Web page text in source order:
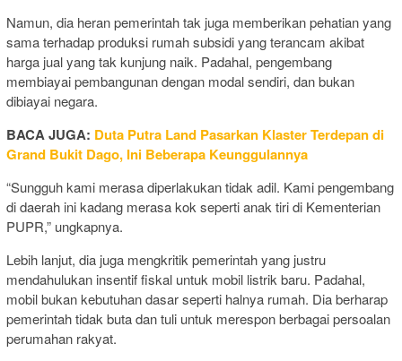
Namun, dia heran pemerintah tak juga memberikan pehatian yang
sama terhadap produksi rumah subsidi yang terancam akibat
harga jual yang tak kunjung naik. Padahal, pengembang
membiayai pembangunan dengan modal sendiri, dan bukan
dibiayai negara.
BACA JUGA: Duta Putra Land Pasarkan Klaster Terdepan di
Grand Bukit Dago, Ini Beberapa Keunggulannya
“Sungguh kami merasa diperlakukan tidak adil. Kami pengembang
di daerah ini kadang merasa kok seperti anak tiri di Kementerian
PUPR,” ungkapnya.
Lebih lanjut, dia juga mengkritik pemerintah yang justru
mendahulukan insentif fiskal untuk mobil listrik baru. Padahal,
mobil bukan kebutuhan dasar seperti halnya rumah. Dia berharap
pemerintah tidak buta dan tuli untuk merespon berbagai persoalan
perumahan rakyat.